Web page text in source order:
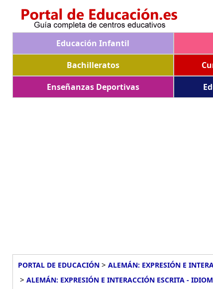
Educación Infantil
Bachilleratos
Enseñanzas Deportivas
PORTAL DE EDUCACIÓN > ALEMÁN: EXPRESIÓN E
> ALEMÁN: EXPRESIÓN E INTERACCIÓN ESCRITA -